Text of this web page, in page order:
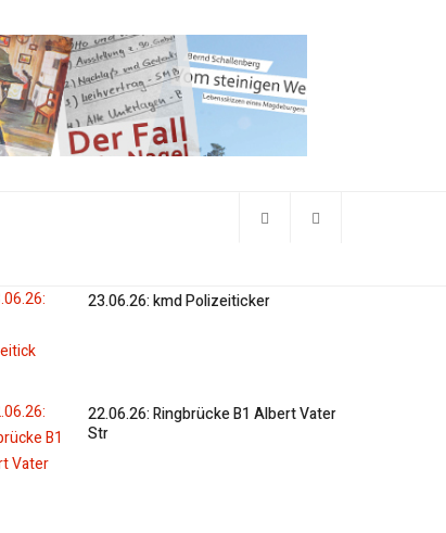
23.06.26: kmd Polizeiticker
22.06.26: Ringbrücke B1 Albert Vater
Str